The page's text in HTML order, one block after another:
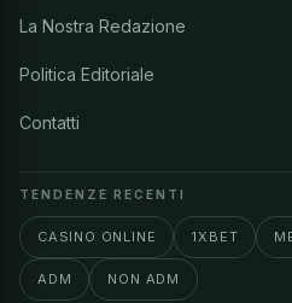
La Nostra Redazione
Politica Editoriale
Contatti
TENDENZE RECENTI
CASINO ONLINE 1XBET
ADM NON ADM